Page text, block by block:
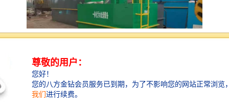
养鸡场的污水处理设备主要用于处理养鸡过程中产生的